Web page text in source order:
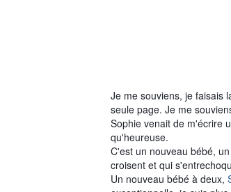
Je me souviens, je faisais
seule page. Je me
Sophie venait de m'écrire
qu'heureuse.
C'est un nouveau bébé,
croisent et qui
Un nouveau bébé à deux,